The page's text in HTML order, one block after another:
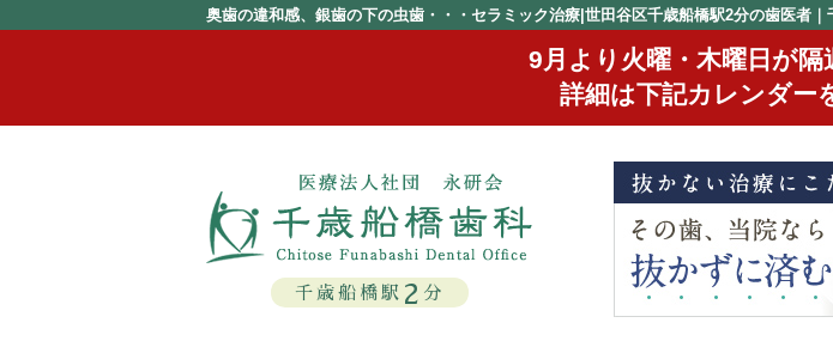
奥歯の違和感、銀歯の下の虫歯・・・セラミック治療|世田谷区千歳船橋駅2分の歯医者｜
9月より火曜・木曜日が隔
詳細は下記カレンダー
千歳船橋駅 2 分